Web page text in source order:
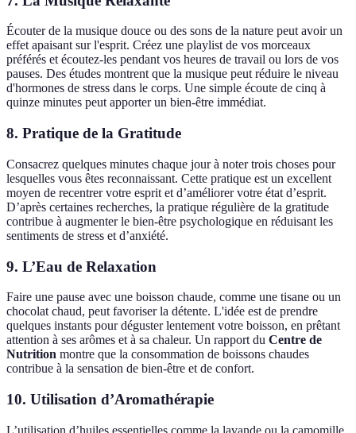
Écouter de la musique douce ou des sons de la nature peut avoir un
effet apaisant sur l'esprit. Créez une playlist de vos morceaux
préférés et écoutez-les pendant vos heures de travail ou lors de vos
pauses. Des études montrent que la musique peut réduire le niveau
d'hormones de stress dans le corps. Une simple écoute de cinq à
quinze minutes peut apporter un bien-être immédiat.
8. Pratique de la Gratitude
Consacrez quelques minutes chaque jour à noter trois choses pour
lesquelles vous êtes reconnaissant. Cette pratique est un excellent
moyen de recentrer votre esprit et d’améliorer votre état d’esprit.
D’après certaines recherches, la pratique régulière de la gratitude
contribue à augmenter le bien-être psychologique en réduisant les
sentiments de stress et d’anxiété.
9. L’Eau de Relaxation
Faire une pause avec une boisson chaude, comme une tisane ou un
chocolat chaud, peut favoriser la détente. L'idée est de prendre
quelques instants pour déguster lentement votre boisson, en prêtant
attention à ses arômes et à sa chaleur. Un rapport du Centre de
Nutrition montre que la consommation de boissons chaudes
contribue à la sensation de bien-être et de confort.
10. Utilisation d’Aromathérapie
L’utilisation d’huiles essentielles comme la lavande ou la camomille